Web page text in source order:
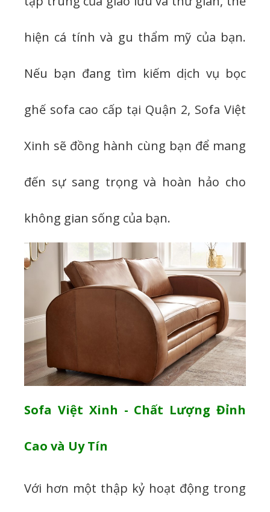
hiện cá tính và gu thẩm mỹ của bạn.
Nếu bạn đang tìm kiếm dịch vụ bọc
ghế sofa cao cấp tại Quận 2, Sofa Việt
Xinh sẽ đồng hành cùng bạn để mang
đến sự sang trọng và hoàn hảo cho
không gian sống của bạn.
Sofa Việt Xinh - Chất Lượng Đỉnh
Cao và Uy Tín
Với hơn một thập kỷ hoạt động trong